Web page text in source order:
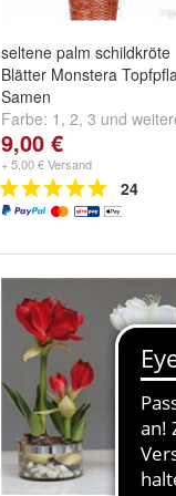
seltene palm schildkröte
Blätter Monstera
Samen
Farbe: 1 , 2, 3 und
9,00 €
+ 5,00 € Versand
24